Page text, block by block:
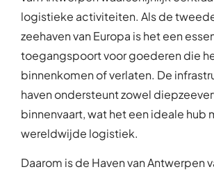
logistieke activiteiten. Als de
zeehaven van Europa is het een
toegangspoort voor goederen die
binnenkomen of verlaten. De
haven ondersteunt zowel
binnenvaart, wat het een ideale hub
wereldwijde logistiek.
Daarom is de Haven van Antwerpen